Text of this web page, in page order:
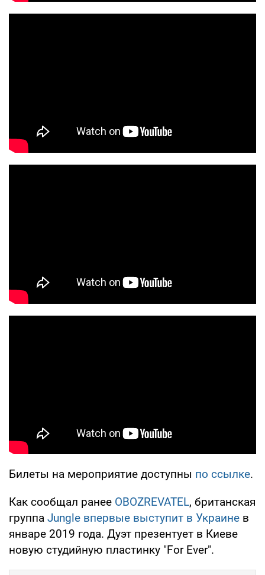
Билеты на мероприятие доступны по ссылке.
Как сообщал ранее OBOZREVATEL, британская
группа Jungle впервые выступит в Украине в
январе 2019 года. Дуэт презентует в Киеве
новую студийную пластинку "For Ever".